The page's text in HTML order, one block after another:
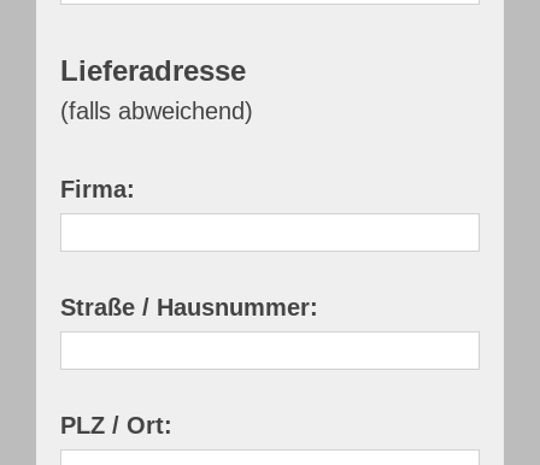
Lieferadresse
(falls abweichend)
Firma:
Straße / Hausnummer:
PLZ / Ort: